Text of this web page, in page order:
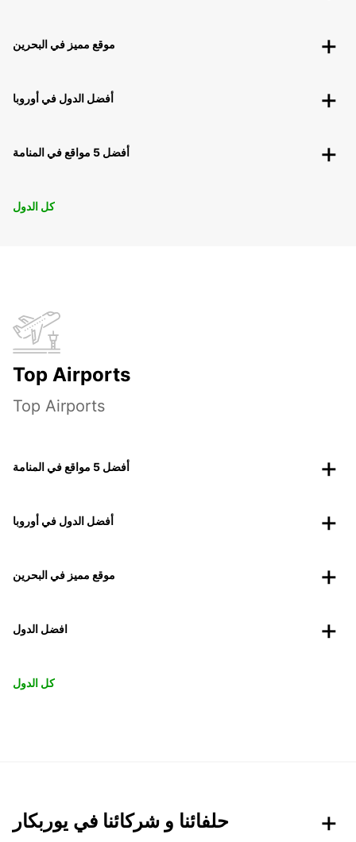
موقع مميز في البحرين
أفضل الدول في أوروبا
أفضل 5 مواقع في المنامة
كل الدول
Top Airports
Top Airports
أفضل 5 مواقع في المنامة
أفضل الدول في أوروبا
موقع مميز في البحرين
افضل الدول
كل الدول
حلفائنا و شركائنا في يوربكار